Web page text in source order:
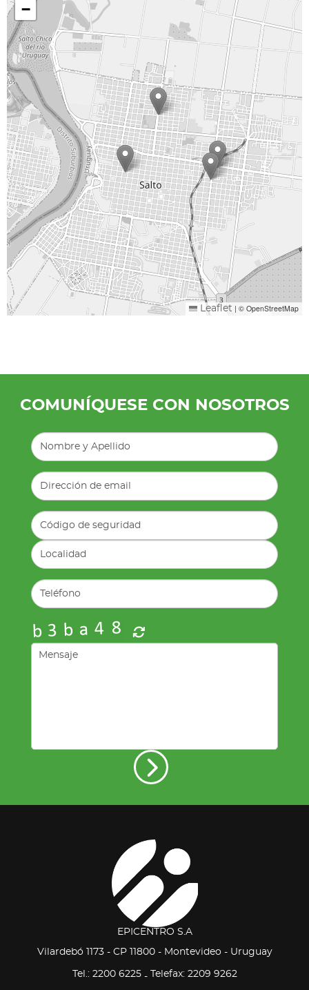
−
Leaflet | © OpenStreetMap
COMUNÍQUESE CON NOSOTROS
EPICENTRO S.A
Vilardebó 1173 - CP 11800 - Montevideo - Uruguay
Tel.: 2200 6225- Telefax: 2209 9262